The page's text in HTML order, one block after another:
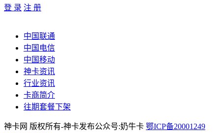
登 录 注 册
中国联通
中国电信
中国移动
神卡资讯
行业资讯
卡商简介
往期套餐下架
神卡网 版权所有-神卡发布公众号:奶牛卡 鄂ICP备20001249